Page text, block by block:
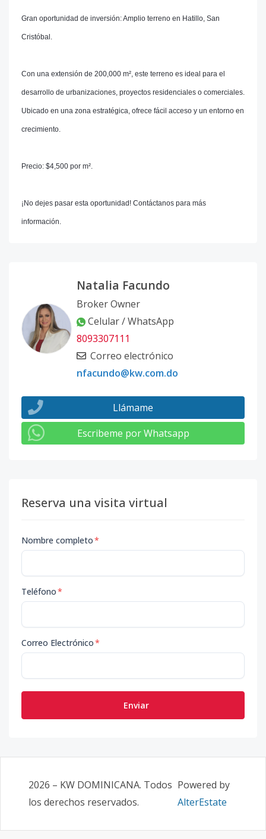
Gran oportunidad de inversión: Amplio terreno en Hatillo, San
Cristóbal.
Con una extensión de 200,000 m², este terreno es ideal para el
desarrollo de urbanizaciones, proyectos residenciales o comerciales.
Ubicado en una zona estratégica, ofrece fácil acceso y un entorno en
crecimiento.
Precio: $4,500 por m².
¡No dejes pasar esta oportunidad! Contáctanos para más
información.
Natalia Facundo
Broker Owner
Celular / WhatsApp
8093307111
Correo electrónico
nfacundo@kw.com.do
Llámame
Escribeme por Whatsapp
Reserva una visita virtual
Nombre completo*
Teléfono*
Correo Electrónico*
Enviar
2026 – KW DOMINICANA. Todos
los derechos reservados.
Powered by
AlterEstate